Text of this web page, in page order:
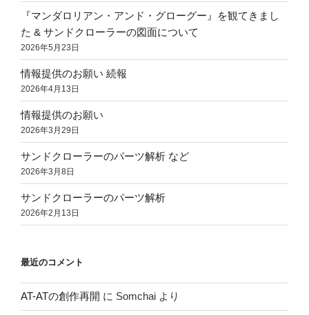
『マンダロリアン・アンド・グローグー』を観てきまし
た & サンドクローラーの図面について
2026年5月23日
情報提供のお願い 続報
2026年4月13日
情報提供のお願い
2026年3月29日
サンドクローラーのパーツ解析 など
2026年3月8日
サンドクローラーのパーツ解析
2026年2月13日
最近のコメント
AT-ATの創作再開 に Somchai より